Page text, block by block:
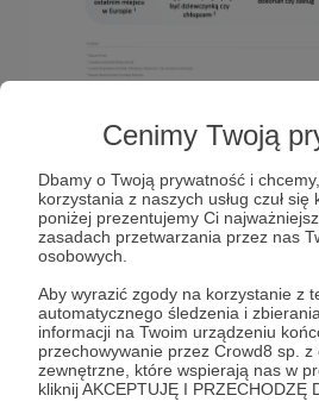
Cenimy Twoją
Dbamy o Twoją prywatność i
korzystania z naszych usług czuł
poniżej prezentujemy Ci
zasadach przetwarzania przez nas
osobowych.
Aby wyrazić zgody na korzystanie z
automatycznego śledzenia i
informacji na Twoim urządzeniu
przechowywanie przez Crowd8 sp.
zewnętrzne, które wspierają nas w
kliknij AKCEPTUJĘ I PRZECHODZĘ